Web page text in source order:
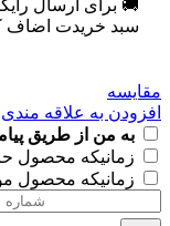
🚚 برای ارسال
سبد خریدت اضاف
مقایسه
افزودن به علاقه مندی
به من از طریق
زمانیکه محصول
زمانیکه محصول